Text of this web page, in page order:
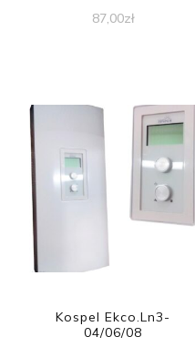
87,00zł
Kospel Ekco.Ln3-
04/06/08